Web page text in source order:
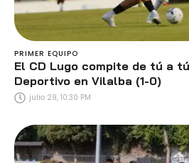
PRIMER EQUIPO
El CD Lugo compite de tú a
Deportivo en Vilalba (1-0)
julio 29, 10:30 PM